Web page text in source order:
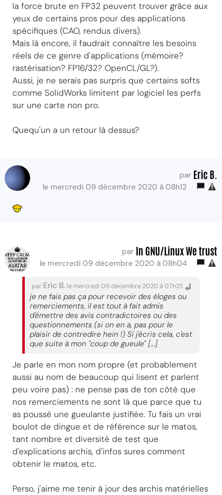
la force brute en FP32 peuvent trouver grâce aux
yeux de certains pros pour des applications
spécifiques (CAO, rendus divers).
Mais là encore, il faudrait connaître les besoins
réels de ce genre d'applications (mémoire?
rastérisation? FP16/32? OpenCL/GL?).
Aussi, je ne serais pas surpris que certains softs
comme SolidWorks limitent par logiciel les perfs
sur une carte non pro.
Quequ'un a un retour là dessus?
par Eric B.
le mercredi 09 décembre 2020 à 08h12
par In GNU/Linux We trust
le mercredi 09 décembre 2020 à 08h04
par Eric B. le mercredi 09 décembre 2020 à 07h25
je ne fais pas ça pour recevoir des éloges ou
remerciements, il est tout à fait admis
d'émettre des avis contradictoires ou des
questionnements (si on en a, pas pour le
plaisir de contredire hein !) Si j'écris cela, c'est
que suite à mon "coup de gueule" [...]
Je parle en mon nom propre (et probablement
aussi au nom de beaucoup qui lisent et parlent
peu voire pas) : ne pense pas de ton côté que
nos remerciements ne sont là que parce que tu
as poussé une gueulante justifiée. Tu fais un vrai
boulot de dingue et de référence sur le matos,
tant nombre et diversité de test que
d'explications archis, d'infos sures comment
obtenir le matos, etc.
Perso, j'aime me tenir à jour des archis matérielles